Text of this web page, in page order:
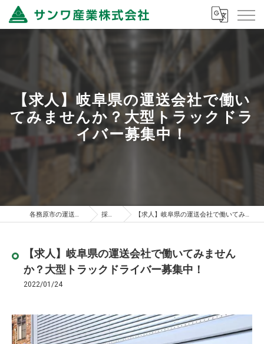
【求人】岐阜県の運送会社で働い
てみませんか？大型トラックドラ
イバー募集中！
各務原市の運送はサンワ産業株式会社 採用ブログ 【求人】岐阜県の運送会社で働いてみませんか？大型トラックドライバー募集中！
【求人】岐阜県の運送会社で働いてみません
か？大型トラックドライバー募集中！
2022/01/24